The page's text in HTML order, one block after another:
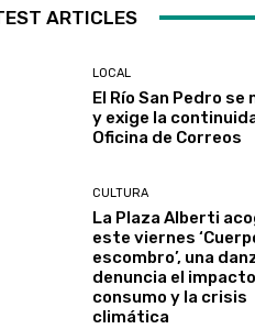
ARTICLES
LOCAL
El Río San Pedro se
y exige la
Oficina de Correos
CULTURA
La Plaza Alberti
este viernes
escombro’, una
denuncia el
consumo y la crisis
climática